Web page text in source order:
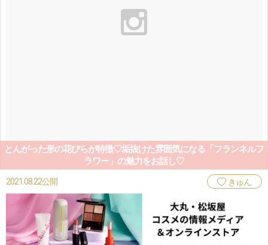
とんがった形の花びらが特徴♡垢抜けた雰囲気になる「フランネルフ
ラワー」の魅力をお話し♡
2021.08.22公開 きゅん